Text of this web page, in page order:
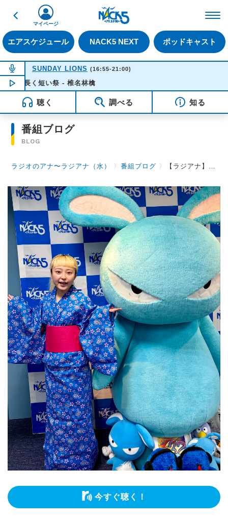
戻る
エアスケジュール NACK5 NEXT ポッドキャスト
マイページ
NOW ON AIR
SUNDAY LIONS (16:55-21:00)
NOW PLAYING16:35
長く短い祭 - 椎名林檎
聴く 調べる 知る
番組ブログ
BLOG
ラジオのアナ〜ラジアナ（水） 〉番組ブログ 〉 【ラジアナ】エアコンぶんぶん女将さんスペシャル👘【水曜日】
今すぐ聴く！